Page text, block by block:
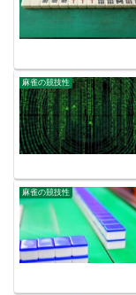
麻雀の競技性
麻雀の競技性